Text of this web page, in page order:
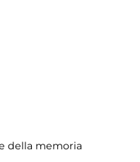
della memoria